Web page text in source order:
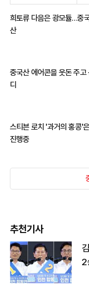
희토류 다음은 광모듈…중
산
중국산 에어콘을 웃돈 주고
디
스티븐 로치 '과거의 홍콩'
진행중
추천기사
2